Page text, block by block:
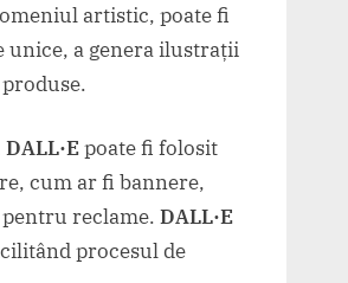
artistic, poate fi
unice, a genera ilustrații
DALL·Epoate fi folosit
cum ar fi bannere,
reclame. DALL·E
procesul de